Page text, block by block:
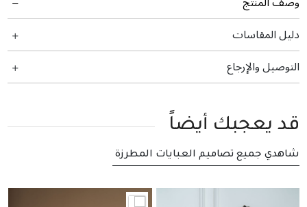
دليل المقاسات
التوصيل والإرجاع
قد يعجبك أيضاً
شاهدي جميع تصاميم العبايات المطرزة